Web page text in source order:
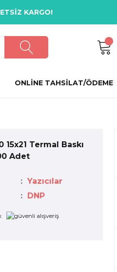
KARGO!
ONLİNE TAHSİLAT/ÖDEME
15x21 Termal Baskı
Adet
Yazıcılar
DNP